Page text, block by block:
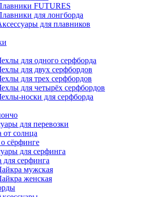
FUTURES
для лонгборда
для плавников
для одного серфборда
для двух серфбордов
для трех серфбордов
для четырёх серфбордов
носки для серфборда
для перевозки
от солнца
сёрфинге
для серфинга
для серфинга
мужская
женская